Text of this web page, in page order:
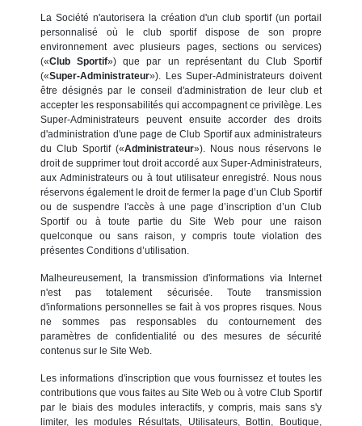
La Société n'autorisera la création d'un club sportif (un portail
personnalisé où le club sportif dispose de son propre
environnement avec plusieurs pages, sections ou services)
(«Club Sportif») que par un représentant du Club Sportif
(«Super-Administrateur»). Les Super-Administrateurs doivent
être désignés par le conseil d'administration de leur club et
accepter les responsabilités qui accompagnent ce privilège. Les
Super-Administrateurs peuvent ensuite accorder des droits
d'administration d'une page de Club Sportif aux administrateurs
du Club Sportif («Administrateur»). Nous nous réservons le
droit de supprimer tout droit accordé aux Super-Administrateurs,
aux Administrateurs ou à tout utilisateur enregistré. Nous nous
réservons également le droit de fermer la page d’un Club Sportif
ou de suspendre l'accès à une page d’inscription d’un Club
Sportif ou à toute partie du Site Web pour une raison
quelconque ou sans raison, y compris toute violation des
présentes Conditions d’utilisation.
Malheureusement, la transmission d'informations via Internet
n'est pas totalement sécurisée. Toute transmission
d'informations personnelles se fait à vos propres risques. Nous
ne sommes pas responsables du contournement des
paramètres de confidentialité ou des mesures de sécurité
contenus sur le Site Web.
Les informations d'inscription que vous fournissez et toutes les
contributions que vous faites au Site Web ou à votre Club Sportif
par le biais des modules interactifs, y compris, mais sans s'y
limiter, les modules Résultats, Utilisateurs, Bottin, Boutique,